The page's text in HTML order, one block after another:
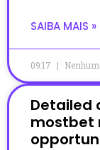
SAIBA MAIS »
09:17
Detailed
mostbet